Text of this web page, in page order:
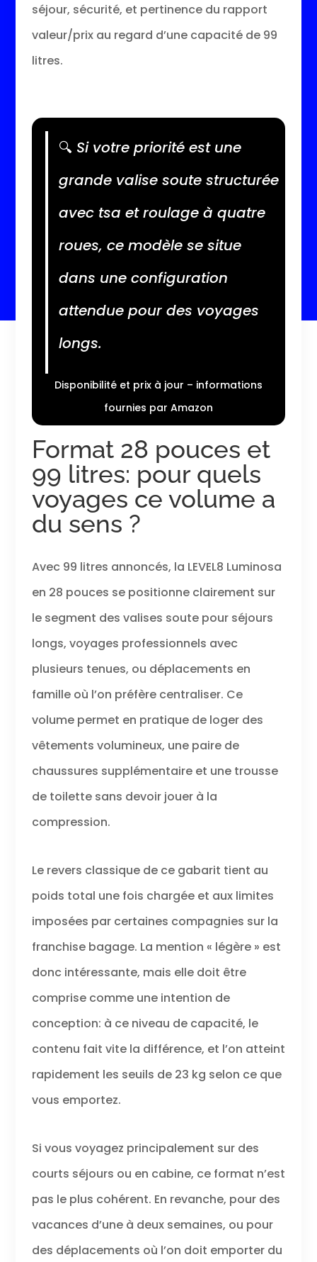
séjour, sécurité, et pertinence du rapport
valeur/prix au regard d’une capacité de 99
litres.
🔍 Si votre priorité est une
grande valise soute structurée
avec tsa et roulage à quatre
roues, ce modèle se situe
dans une configuration
attendue pour des voyages
longs.
Disponibilité et prix à jour – informations
fournies par Amazon
Format 28 pouces et
99 litres: pour quels
voyages ce volume a
du sens ?
Avec 99 litres annoncés, la LEVEL8 Luminosa
en 28 pouces se positionne clairement sur
le segment des valises soute pour séjours
longs, voyages professionnels avec
plusieurs tenues, ou déplacements en
famille où l’on préfère centraliser. Ce
volume permet en pratique de loger des
vêtements volumineux, une paire de
chaussures supplémentaire et une trousse
de toilette sans devoir jouer à la
compression.
Le revers classique de ce gabarit tient au
poids total une fois chargée et aux limites
imposées par certaines compagnies sur la
franchise bagage. La mention « légère » est
donc intéressante, mais elle doit être
comprise comme une intention de
conception: à ce niveau de capacité, le
contenu fait vite la différence, et l’on atteint
rapidement les seuils de 23 kg selon ce que
vous emportez.
Si vous voyagez principalement sur des
courts séjours ou en cabine, ce format n’est
pas le plus cohérent. En revanche, pour des
vacances d’une à deux semaines, ou pour
des déplacements où l’on doit emporter du